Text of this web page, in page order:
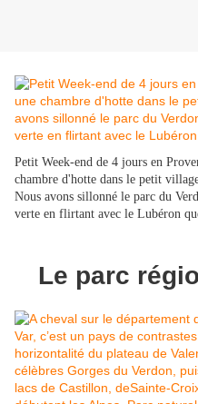
Petit Week-end de 4 jours en
chambre d'hotte dans le petit
Nous avons sillonné le parc du
verte en flirtant avec le Lubéron
Le parc